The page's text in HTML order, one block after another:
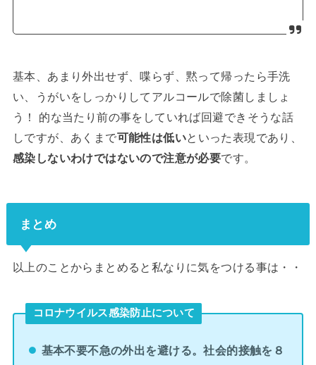
基本、あまり外出せず、喋らず、黙って帰ったら手洗
い、うがいをしっかりしてアルコールで除菌しましょ
う！ 的な当たり前の事をしていれば回避できそうな話
しですが、あくまで可能性は低いといった表現であり、
感染しないわけではないので注意が必要です。
まとめ
以上のことからまとめると私なりに気をつける事は・・
コロナウイルス感染防止について
基本不要不急の外出を避ける。社会的接触を８